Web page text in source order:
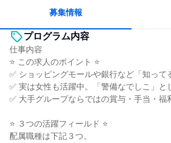
募集情報
プログラム内容
仕事内容
⭐ この求人のポイント ⭐
✅ ショッピングモールや銀行など「知って
✅ 実は女性も活躍中。「警備なでしこ」と
✅ 大手グループならではの賞与・手当・福
⭐ ３つの活躍フィールド ⭐
配属職種は下記３つ。